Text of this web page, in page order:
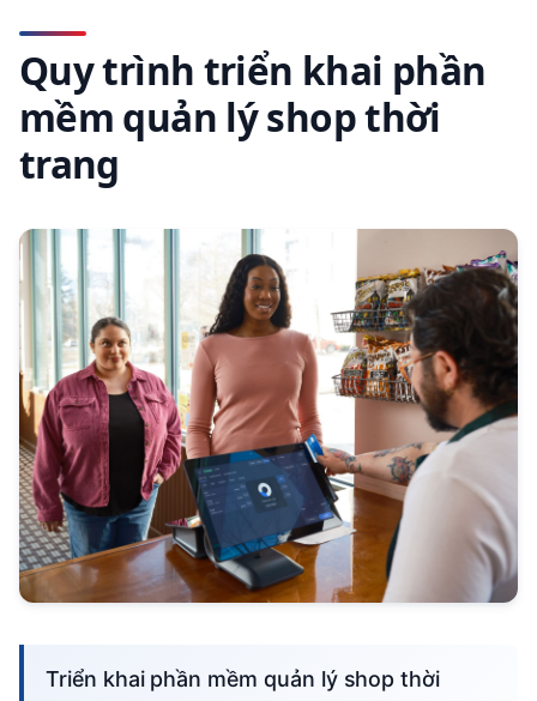
Quy trình triển khai phần
mềm quản lý shop thời
trang
Triển khai phần mềm quản lý shop thời